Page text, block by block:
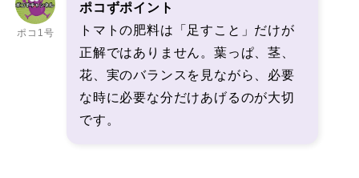
ポコ1号
ポコずポイント
トマトの肥料は「足すこと」だけが
正解ではありません。葉っぱ、茎、
花、実のバランスを見ながら、必要
な時に必要な分だけあげるのが大切
です。